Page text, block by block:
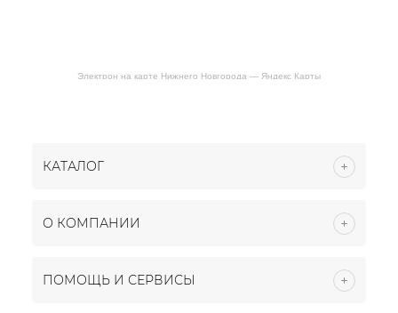
Электрон на карте Нижнего Новгорода — Яндекс Карты
КАТАЛОГ
О КОМПАНИИ
ПОМОЩЬ И СЕРВИСЫ